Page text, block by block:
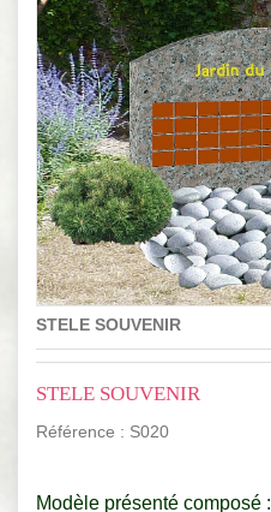
STELE SOUVENIR
STELE SOUVENIR
Référence : S020
Modèle présenté composé :